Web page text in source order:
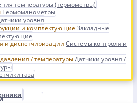
температуры (термометры)
Термоманометры
уровня
Закладные
Системы контроля и
Датчики уровня /
газа